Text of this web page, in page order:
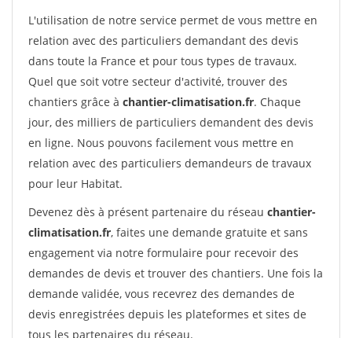
L'utilisation de notre service permet de vous mettre en
relation avec des particuliers demandant des devis
dans toute la France et pour tous types de travaux.
Quel que soit votre secteur d'activité, trouver des
chantiers grâce à chantier-climatisation.fr. Chaque
jour, des milliers de particuliers demandent des devis
en ligne. Nous pouvons facilement vous mettre en
relation avec des particuliers demandeurs de travaux
pour leur Habitat.
Devenez dès à présent partenaire du réseau chantier-
climatisation.fr, faites une demande gratuite et sans
engagement via notre formulaire pour recevoir des
demandes de devis et trouver des chantiers. Une fois la
demande validée, vous recevrez des demandes de
devis enregistrées depuis les plateformes et sites de
tous les partenaires du réseau.